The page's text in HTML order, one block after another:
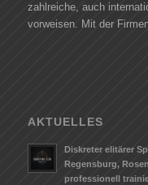
zahlreiche, auch
vorweisen. Mit der
AKTUELLES
Diskreter elitärer
Regensburg,
professionell